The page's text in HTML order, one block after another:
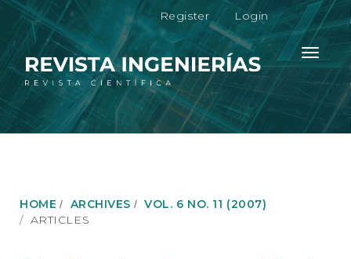
M
a
n
N
a
g
n
M
Register Login
Toggle
HOME ARCHIVES
VOL. 6 NO. 11 (2007)
ARTICLES